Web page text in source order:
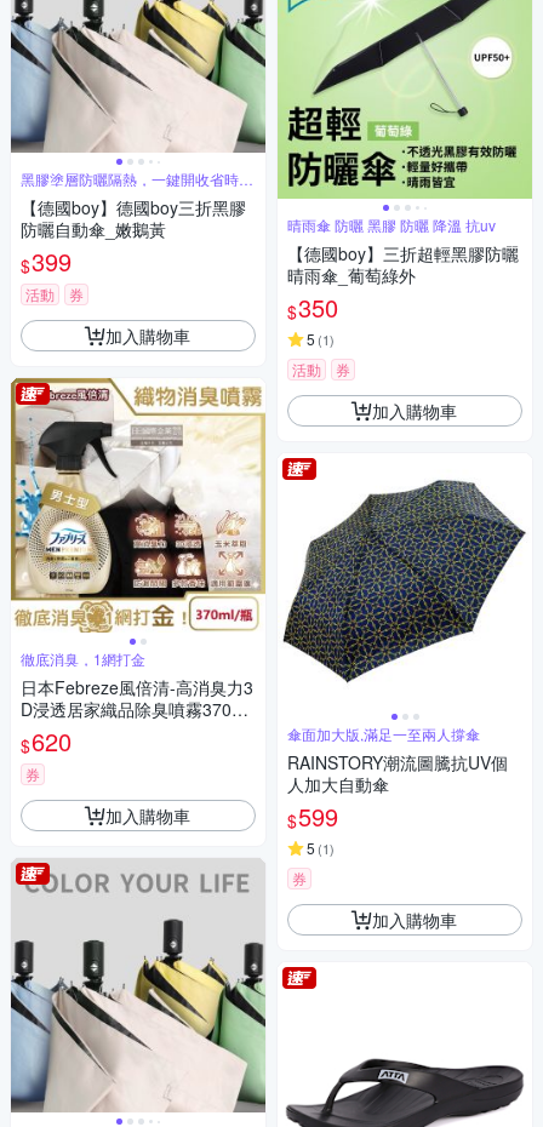
黑膠塗層防曬隔熱，一鍵開收省時省
力
【德國boy】德國boy三折黑膠
防曬自動傘_嫩鵝黃
$399
活動 券
加入購物車
徹底消臭，1網打金
日本Febreze風倍清-高消臭力3
D浸透居家織品除臭噴霧370ml/
金瓶(家飾用品清新,衣物鞋靴除
臭劑,防疫去燒烤味,寢具床墊地
毯沙發窗簾適用)
$620
券
加入購物車
晴雨傘 防曬 黑膠 防曬 降溫 抗uv
【德國boy】三折超輕黑膠防曬
晴雨傘_葡萄綠外
$350
5 (1)
活動 券
加入購物車
傘面加大版,滿足一至兩人撐傘
RAINSTORY潮流圖騰抗UV個
人加大自動傘
$599
5 (1)
券
加入購物車